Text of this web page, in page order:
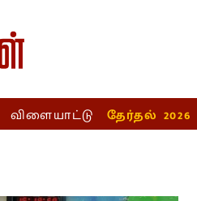
விளையாட்டு தேர்தல் 2026